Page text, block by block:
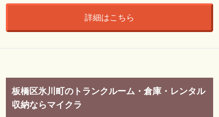
詳細はこちら
板橋区氷川町のトランクルーム・倉庫・レンタル
収納ならマイクラ